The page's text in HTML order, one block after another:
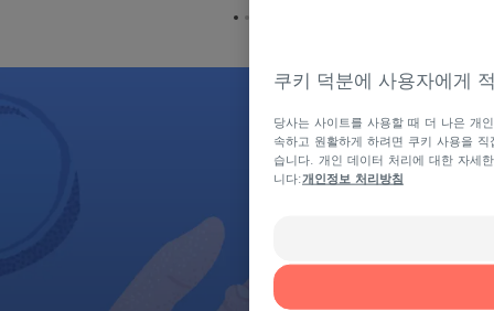
12
이
동
쿠키 덕분에 사용자에게
당사는 사이트를 사용할 때 더 나은 개
속하고 원활하게 하려면 쿠키 사용을
습니다. 개인 데이터 처리에 대한 자세
니다:개인정보 처리방침